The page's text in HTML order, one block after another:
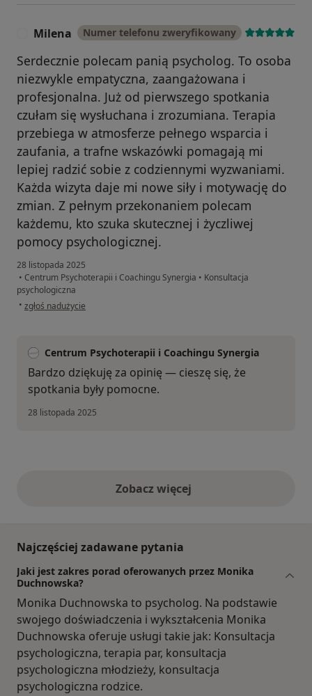
Milena Numer telefonu zweryfikowany
Serdecznie polecam panią psycholog. To osoba
niezwykle empatyczna, zaangażowana i
profesjonalna. Już od pierwszego spotkania
czułam się wysłuchana i zrozumiana. Terapia
przebiega w atmosferze pełnego wsparcia i
zaufania, a trafne wskazówki pomagają mi
lepiej radzić sobie z codziennymi wyzwaniami.
Każda wizyta daje mi nowe siły i motywację do
zmian. Z pełnym przekonaniem polecam
każdemu, kto szuka skutecznej i życzliwej
pomocy psychologicznej.
28 listopada 2025
• Centrum Psychoterapii i Coachingu Synergia • Konsultacja
psychologiczna
• w opinii użytkownika Milena
zgłoś nadużycie
Centrum Psychoterapii i Coachingu Synergia
Bardzo dziękuję za opinię — cieszę się, że
spotkania były pomocne.
28 listopada 2025
Zobacz więcejopinie powyżej
Najczęściej zadawane pytania
Jaki jest zakres porad oferowanych przez Monika
Duchnowska?
Monika Duchnowska to psycholog. Na podstawie
swojego doświadczenia i wykształcenia Monika
Duchnowska oferuje usługi takie jak: Konsultacja
psychologiczna, terapia par, konsultacja
psychologiczna młodzieży, konsultacja
psychologiczna rodzice.